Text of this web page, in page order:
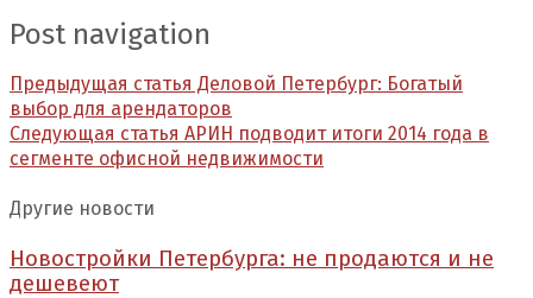
Post navigation
Предыдущая статья Деловой Петербург: Богатый
выбор для арендаторов
Следующая статья АРИН подводит итоги 2014 года в
сегменте офисной недвижимости
Другие новости
Новостройки Петербурга: не продаются и не
дешевеют